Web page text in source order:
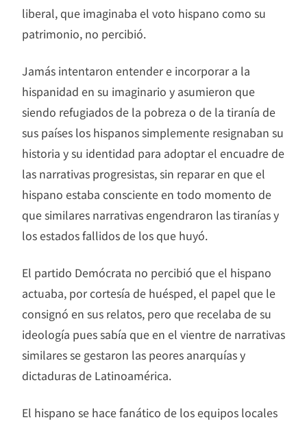
liberal, que imaginaba el voto hispano como su
patrimonio, no percibió.
Jamás intentaron entender e incorporar a la
hispanidad en su imaginario y asumieron que
siendo refugiados de la pobreza o de la tiranía de
sus países los hispanos simplemente resignaban su
historia y su identidad para adoptar el encuadre de
las narrativas progresistas, sin reparar en que el
hispano estaba consciente en todo momento de
que similares narrativas engendraron las tiranías y
los estados fallidos de los que huyó.
El partido Demócrata no percibió que el hispano
actuaba, por cortesía de huésped, el papel que le
consignó en sus relatos, pero que recelaba de su
ideología pues sabía que en el vientre de narrativas
similares se gestaron las peores anarquías y
dictaduras de Latinoamérica.
El hispano se hace fanático de los equipos locales